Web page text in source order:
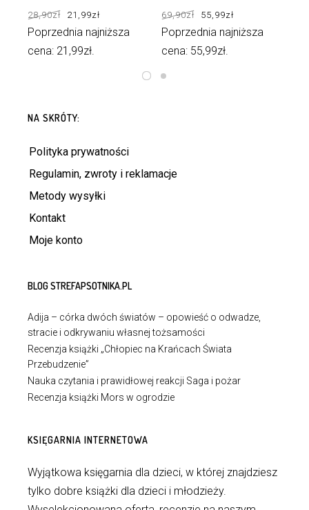
28,90zł cena
wynosiła:
28,90zł.
21,99złcena
21,99zł.
Poprzednia najniższa
cena: 21,99zł.
69,90zł cena
wynosiła:
69,90zł.
55,99złcena
55,99zł.
Poprzednia najniższa
cena: 55,99zł.
NA SKRÓTY:
Polityka prywatności
Regulamin, zwroty i reklamacje
Metody wysyłki
Kontakt
Moje konto
BLOG STREFAPSOTNIKA.PL
Adija – córka dwóch światów – opowieść o odwadze,
stracie i odkrywaniu własnej tożsamości
Recenzja książki „Chłopiec na Krańcach Świata
Przebudzenie”
Nauka czytania i prawidłowej reakcji Saga i pożar
Recenzja książki Mors w ogrodzie
KSIĘGARNIA INTERNETOWA
Wyjątkowa księgarnia dla dzieci, w której znajdziesz
tylko dobre książki dla dzieci i młodzieży.